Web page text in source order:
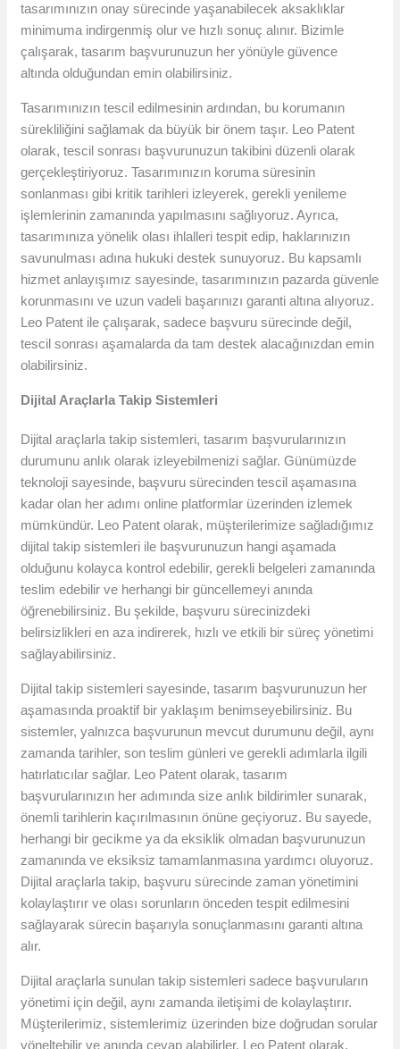
tasarımınızın onay sürecinde yaşanabilecek aksaklıklar
minimuma indirgenmiş olur ve hızlı sonuç alınır. Bizimle
çalışarak, tasarım başvurunuzun her yönüyle güvence
altında olduğundan emin olabilirsiniz.
Tasarımınızın tescil edilmesinin ardından, bu korumanın
sürekliliğini sağlamak da büyük bir önem taşır. Leo Patent
olarak, tescil sonrası başvurunuzun takibini düzenli olarak
gerçekleştiriyoruz. Tasarımınızın koruma süresinin
sonlanması gibi kritik tarihleri izleyerek, gerekli yenileme
işlemlerinin zamanında yapılmasını sağlıyoruz. Ayrıca,
tasarımınıza yönelik olası ihlalleri tespit edip, haklarınızın
savunulması adına hukuki destek sunuyoruz. Bu kapsamlı
hizmet anlayışımız sayesinde, tasarımınızın pazarda güvenle
korunmasını ve uzun vadeli başarınızı garanti altına alıyoruz.
Leo Patent ile çalışarak, sadece başvuru sürecinde değil,
tescil sonrası aşamalarda da tam destek alacağınızdan emin
olabilirsiniz.
Dijital Araçlarla Takip Sistemleri
Dijital araçlarla takip sistemleri, tasarım başvurularınızın
durumunu anlık olarak izleyebilmenizi sağlar. Günümüzde
teknoloji sayesinde, başvuru sürecinden tescil aşamasına
kadar olan her adımı online platformlar üzerinden izlemek
mümkündür. Leo Patent olarak, müşterilerimize sağladığımız
dijital takip sistemleri ile başvurunuzun hangi aşamada
olduğunu kolayca kontrol edebilir, gerekli belgeleri zamanında
teslim edebilir ve herhangi bir güncellemeyi anında
öğrenebilirsiniz. Bu şekilde, başvuru sürecinizdeki
belirsizlikleri en aza indirerek, hızlı ve etkili bir süreç yönetimi
sağlayabilirsiniz.
Dijital takip sistemleri sayesinde, tasarım başvurunuzun her
aşamasında proaktif bir yaklaşım benimseyebilirsiniz. Bu
sistemler, yalnızca başvurunun mevcut durumunu değil, aynı
zamanda tarihler, son teslim günleri ve gerekli adımlarla ilgili
hatırlatıcılar sağlar. Leo Patent olarak, tasarım
başvurularınızın her adımında size anlık bildirimler sunarak,
önemli tarihlerin kaçırılmasının önüne geçiyoruz. Bu sayede,
herhangi bir gecikme ya da eksiklik olmadan başvurunuzun
zamanında ve eksiksiz tamamlanmasına yardımcı oluyoruz.
Dijital araçlarla takip, başvuru sürecinde zaman yönetimini
kolaylaştırır ve olası sorunların önceden tespit edilmesini
sağlayarak sürecin başarıyla sonuçlanmasını garanti altına
alır.
Dijital araçlarla sunulan takip sistemleri sadece başvuruların
yönetimi için değil, aynı zamanda iletişimi de kolaylaştırır.
Müşterilerimiz, sistemlerimiz üzerinden bize doğrudan sorular
yöneltebilir ve anında cevap alabilirler. Leo Patent olarak,